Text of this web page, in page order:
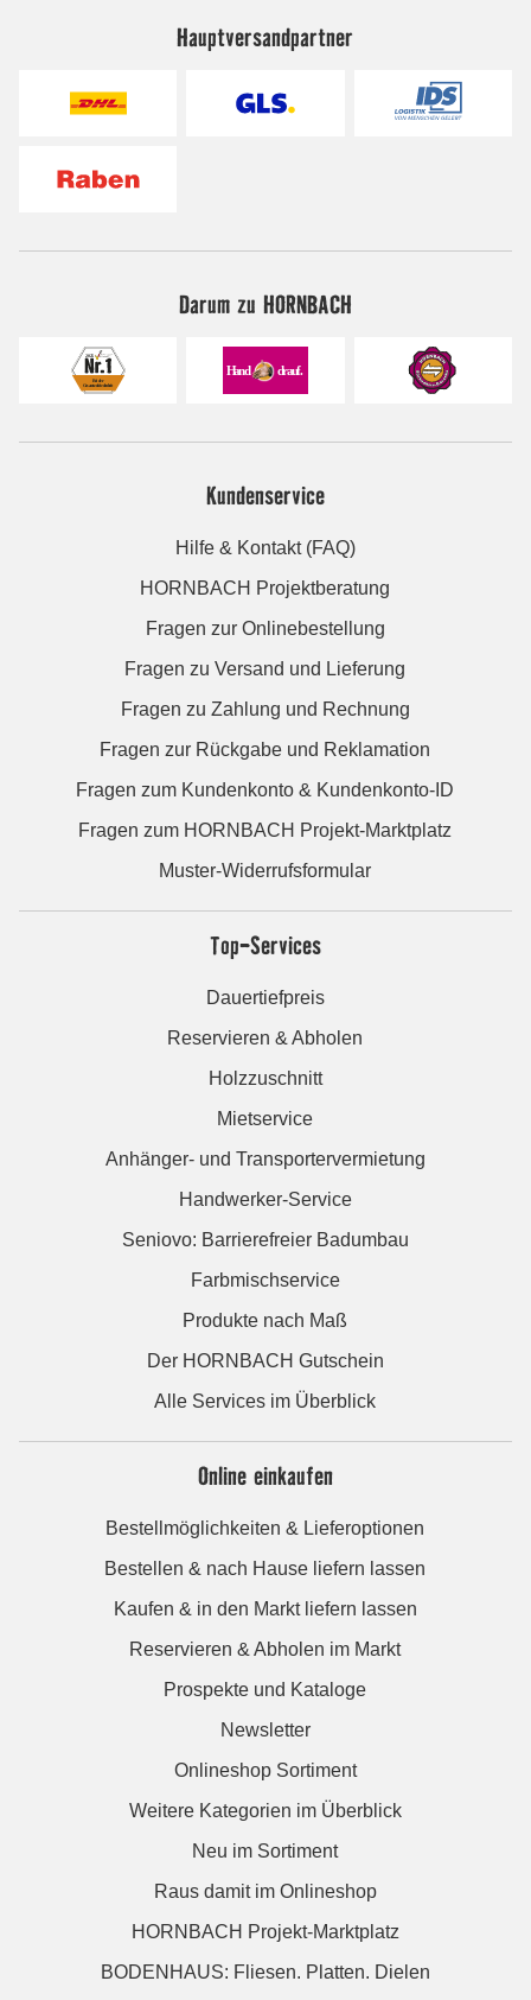
Hauptversandpartner
Darum zu HORNBACH
Kundenservice
Hilfe & Kontakt (FAQ)
HORNBACH Projektberatung
Fragen zur Onlinebestellung
Fragen zu Versand und Lieferung
Fragen zu Zahlung und Rechnung
Fragen zur Rückgabe und Reklamation
Fragen zum Kundenkonto & Kundenkonto-ID
Fragen zum HORNBACH Projekt-Marktplatz
Muster-Widerrufsformular
Top-Services
Dauertiefpreis
Reservieren & Abholen
Holzzuschnitt
Mietservice
Anhänger- und Transportervermietung
Handwerker-Service
Seniovo: Barrierefreier Badumbau
Farbmischservice
Produkte nach Maß
Der HORNBACH Gutschein
Alle Services im Überblick
Online einkaufen
Bestellmöglichkeiten & Lieferoptionen
Bestellen & nach Hause liefern lassen
Kaufen & in den Markt liefern lassen
Reservieren & Abholen im Markt
Prospekte und Kataloge
Newsletter
Onlineshop Sortiment
Weitere Kategorien im Überblick
Neu im Sortiment
Raus damit im Onlineshop
HORNBACH Projekt-Marktplatz
BODENHAUS: Fliesen. Platten. Dielen